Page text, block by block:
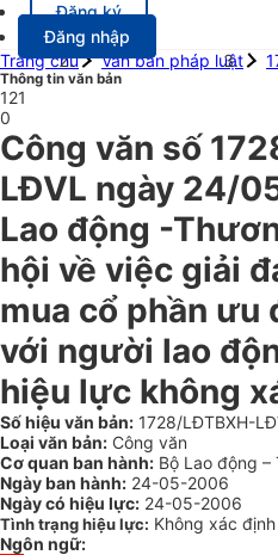
Đăng ký
Đăng nhập
Trang chủ
Văn bản pháp luật
Thông tin văn bản
121
0
Công văn số
LĐVL ngày 24/
Lao động -
hội về việc giải
mua cổ phần ưu
với người lao
hiệu lực không
Số hiệu văn bản: 1728/LĐTBXH-
Loại văn bản: Công văn
Cơ quan ban hành: Bộ Lao động
Ngày ban hành: 24-05-2006
Ngày có hiệu lực: 24-05-2006
Tình trạng hiệu lực: Không xác định
Ngôn ngữ: